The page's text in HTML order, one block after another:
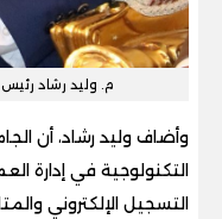
م. وليد رشاد رئيس
وأضاف وليد رشاد، أن
التكنولوجية في إدارة
التسجيل الإلكتروني